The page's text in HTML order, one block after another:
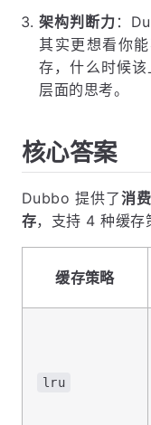
架构判断力 ：
其实更想看你
存，什么时候
层面的思考。
核心答案
Dubbo 提供了消
存，支持 4 种缓存
缓存策略
lru